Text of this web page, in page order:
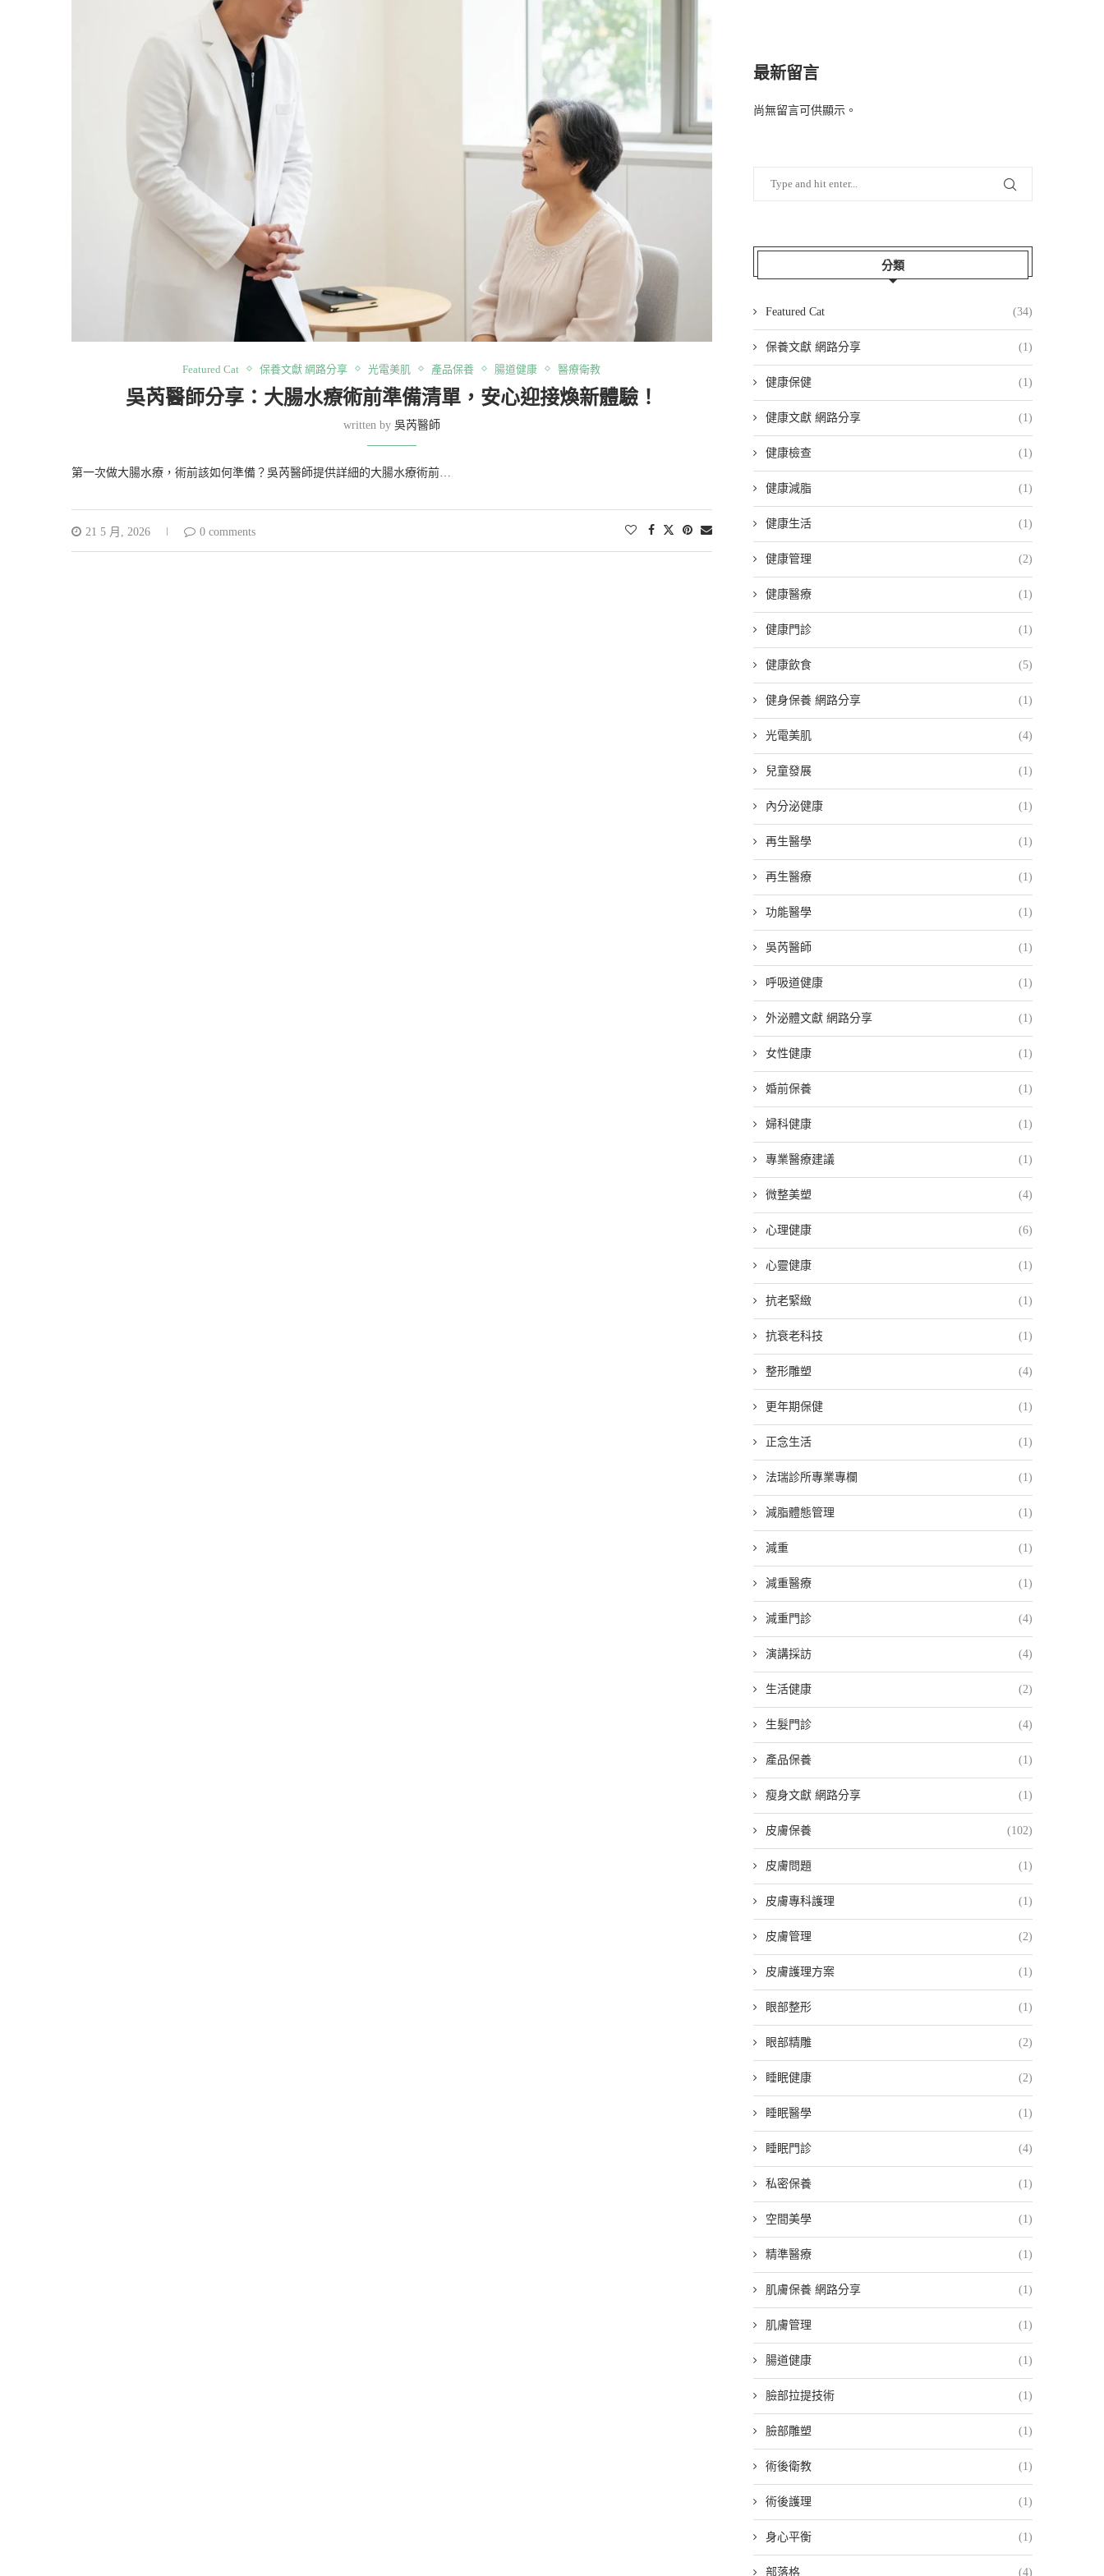
Featured Cat 保養文獻 網路分享 光電美肌 產品保養 腸道健康 醫療衛教
吳芮醫師分享：大腸水療術前準備清單，安心迎接煥新體驗！
written by 吳芮醫師
第一次做大腸水療，術前該如何準備？吳芮醫師提供詳細的大腸水療術前…
21 5 月, 2026 0 comments
最新留言
尚無留言可供顯示。
分類
Featured Cat (34)
保養文獻 網路分享 (1)
健康保健 (1)
健康文獻 網路分享 (1)
健康檢查 (1)
健康減脂 (1)
健康生活 (1)
健康管理 (2)
健康醫療 (1)
健康門診 (1)
健康飲食 (5)
健身保養 網路分享 (1)
光電美肌 (4)
兒童發展 (1)
內分泌健康 (1)
再生醫學 (1)
再生醫療 (1)
功能醫學 (1)
吳芮醫師 (1)
呼吸道健康 (1)
外泌體文獻 網路分享 (1)
女性健康 (1)
婚前保養 (1)
婦科健康 (1)
專業醫療建議 (1)
微整美塑 (4)
心理健康 (6)
心靈健康 (1)
抗老緊緻 (1)
抗衰老科技 (1)
整形雕塑 (4)
更年期保健 (1)
正念生活 (1)
法瑞診所專業專欄 (1)
減脂體態管理 (1)
減重 (1)
減重醫療 (1)
減重門診 (4)
演講採訪 (4)
生活健康 (2)
生髮門診 (4)
產品保養 (1)
瘦身文獻 網路分享 (1)
皮膚保養 (102)
皮膚問題 (1)
皮膚專科護理 (1)
皮膚管理 (2)
皮膚護理方案 (1)
眼部整形 (1)
眼部精雕 (2)
睡眠健康 (2)
睡眠醫學 (1)
睡眠門診 (4)
私密保養 (1)
空間美學 (1)
精準醫療 (1)
肌膚保養 網路分享 (1)
肌膚管理 (1)
腸道健康 (1)
臉部拉提技術 (1)
臉部雕塑 (1)
術後衛教 (1)
術後護理 (1)
身心平衡 (1)
部落格 (4)